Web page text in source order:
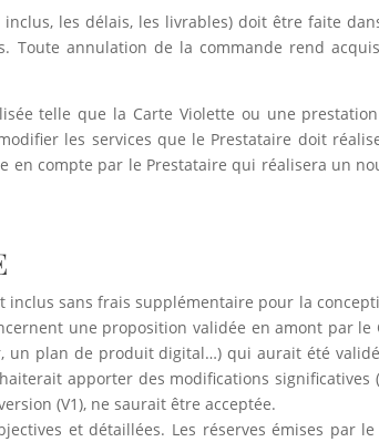
les délais, les livrables) doit être faite
Toute annulation de la commande rend
telle que la Carte Violette ou une
les services que le Prestataire doit
compte par le Prestataire qui réalisera un
sans frais supplémentaire pour la
une proposition validée en amont par
plan de produit digital…) qui aurait été
apporter des modifications
(V1), ne saurait être acceptée.
et détaillées. Les réserves émises par